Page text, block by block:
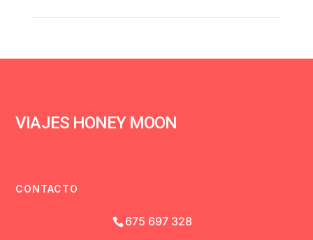
VIAJES HONEY MOON
CONTACTO
675 697 328